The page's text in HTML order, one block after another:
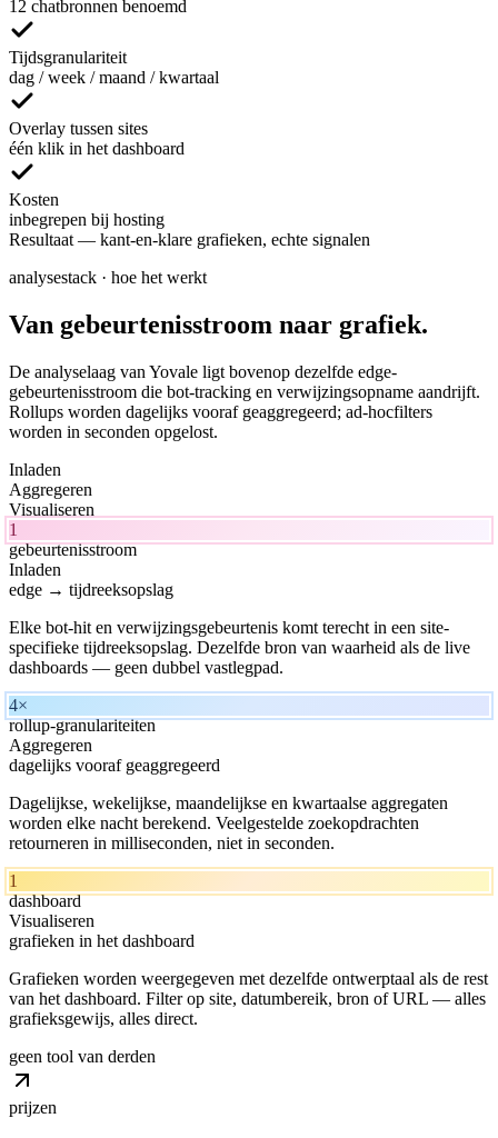
12 chatbronnen benoemd
Tijdsgranulariteit
dag / week / maand / kwartaal
Overlay tussen sites
één klik in het dashboard
Kosten
inbegrepen bij hosting
Resultaat — kant-en-klare grafieken, echte signalen
analysestack · hoe het werkt
Van gebeurtenisstroom naar grafiek.
De analyselaag van Yovale ligt bovenop dezelfde edge-
gebeurtenisstroom die bot-tracking en verwijzingsopname aandrijft.
Rollups worden dagelijks vooraf geaggregeerd; ad-hocfilters
worden in seconden opgelost.
Inladen
Aggregeren
Visualiseren
1
gebeurtenisstroom
Inladen
edge → tijdreeksopslag
Elke bot-hit en verwijzingsgebeurtenis komt terecht in een site-
specifieke tijdreeksopslag. Dezelfde bron van waarheid als de live
dashboards — geen dubbel vastlegpad.
4×
rollup-granulariteiten
Aggregeren
dagelijks vooraf geaggregeerd
Dagelijkse, wekelijkse, maandelijkse en kwartaalse aggregaten
worden elke nacht berekend. Veelgestelde zoekopdrachten
retourneren in milliseconden, niet in seconden.
1
dashboard
Visualiseren
grafieken in het dashboard
Grafieken worden weergegeven met dezelfde ontwerptaal als de rest
van het dashboard. Filter op site, datumbereik, bron of URL — alles
grafieksgewijs, alles direct.
geen tool van derden
prijzen